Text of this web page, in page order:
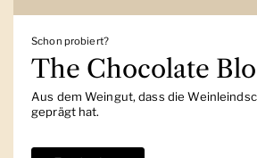
Schon probiert?
The Chocolate
Aus dem Weingut, dass die
geprägt hat.